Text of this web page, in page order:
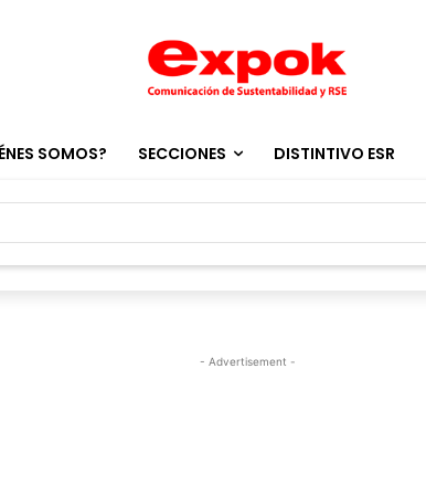
SOMOS? SECCIONES DISTINTIVO ESR
- Advertisement -